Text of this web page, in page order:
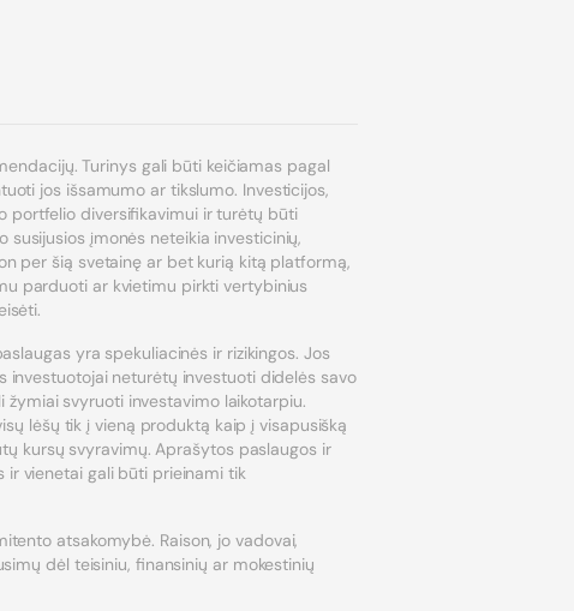
Turinys gali būti keičiamas pagal
jos išsamumo ar tikslumo. Investicijos,
portfelio diversifikavimui ir turėtų būti
susijusios įmonės neteikia investicinių,
per šią svetainę ar bet kurią kitą platformą,
parduoti ar kvietimu pirkti vertybinius
yra spekuliacinės ir rizikingos. Jos
investuotojai neturėtų investuoti didelės savo
žymiai svyruoti investavimo laikotarpiu.
lėšų tik į vieną produktą kaip į visapusišką
kursų svyravimų. Aprašytos paslaugos ir
ir vienetai gali būti prieinami tik
atsakomybė. Raison, jo vadovai,
dėl teisiniu, finansinių ar mokestinių